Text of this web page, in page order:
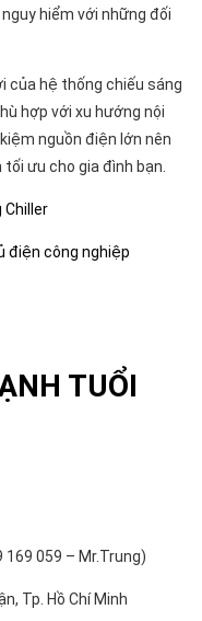
hiểm với những đối
của hệ thống chiếu sáng
hợp với xu hướng nội
nguồn điện lớn nên
ưu cho gia đình bạn.
Chiller
điện công nghiệp
TUỔI
059 – Mr.Trung)
Tp. Hồ Chí Minh